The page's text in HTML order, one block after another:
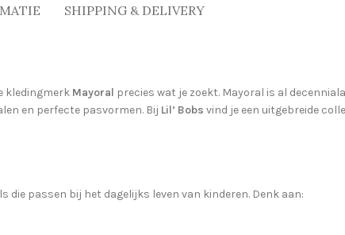
SHIPPING & DELIVERY
kledingmerk Mayoral precies wat je zoekt. Mayoral is al
en perfecte pasvormen. Bij Lil’ Bobs vind je een uitgebreide
die passen bij het dagelijks leven van kinderen. Denk aan: